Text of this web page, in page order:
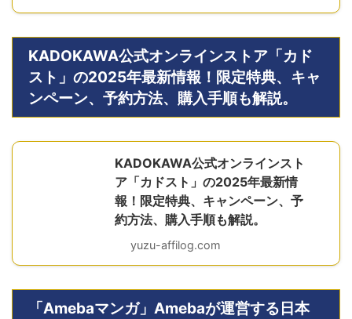
KADOKAWA公式オンラインストア「カド
スト」の2025年最新情報！限定特典、キャ
ンペーン、予約方法、購入手順も解説。
KADOKAWA公式オンラインスト
ア「カドスト」の2025年最新情
報！限定特典、キャンペーン、予
約方法、購入手順も解説。
yuzu-affilog.com
「Amebaマンガ」Amebaが運営する日本